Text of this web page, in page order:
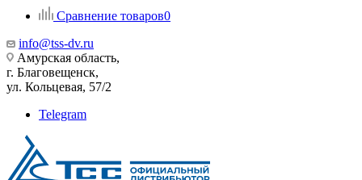
Сравнение товаров0
info@tss-dv.ru
Амурская область,
г. Благовещенск,
ул. Кольцевая, 57/2
Telegram